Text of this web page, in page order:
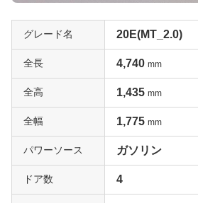
グレード名 20E(MT_2.0)
全長 4,740 mm
全高 1,435 mm
全幅 1,775 mm
パワーソース ガソリン
ドア数 4